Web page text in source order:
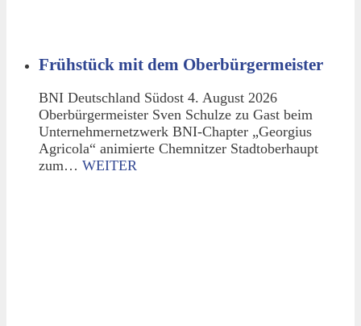
Frühstück mit dem Oberbürgermeister
BNI Deutschland Südost 4. August 2026
Oberbürgermeister Sven Schulze zu Gast beim
Unternehmernetzwerk BNI-Chapter „Georgius
Agricola“ animierte Chemnitzer Stadtoberhaupt
zum… WEITER